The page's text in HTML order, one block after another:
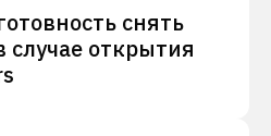
снять
случае открытия